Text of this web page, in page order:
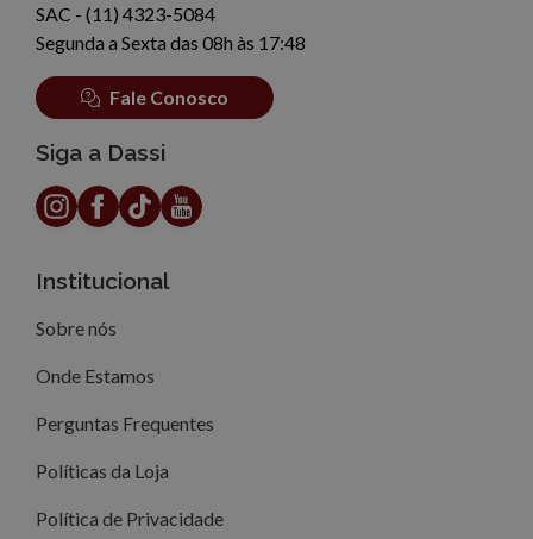
SAC - (11) 4323-5084
Segunda a Sexta das 08h às 17:48
Fale Conosco
Siga a Dassi
Institucional
Sobre nós
Onde Estamos
Perguntas Frequentes
Políticas da Loja
Política de Privacidade